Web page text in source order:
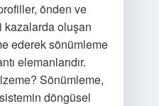
önden ve
kazalarda oluşan
ederek sönümleme
elemanlarıdır.
Sönümleme,
döngüsel